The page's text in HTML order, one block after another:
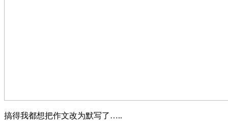
搞得我都想把作文改为默写了…..